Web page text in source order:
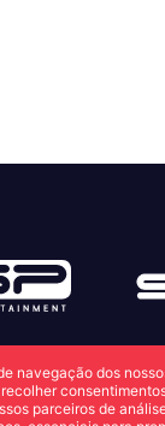
navegação dos
parceiros de